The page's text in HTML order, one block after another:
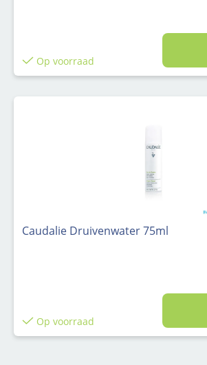
Op voorraad
Caudalie Druivenwater 75ml
Op voorraad